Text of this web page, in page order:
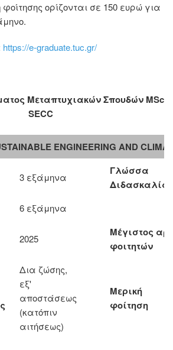
ορίζονται σε 150 ευρώ για
https://e-graduate.tuc.gr/
Μεταπτυχιακών Σπουδών MSc
SECC
ENGINEERING AND
3 εξάμηνα
Γλώσσα
6 εξάμηνα
2025
Μέγιστος αρ.
φοιτητών
Δια ζώσης,
εξ'
αποστάσεως
(κατόπιν
αιτήσεως)
Μερική
φοίτηση